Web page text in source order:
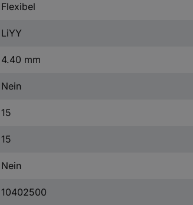
Flexibel
LiYY
4.40 mm
Nein
15
15
Nein
10402500